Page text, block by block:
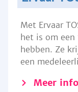
Met Ervaar
het is om
hebben. Ze
een
Meer